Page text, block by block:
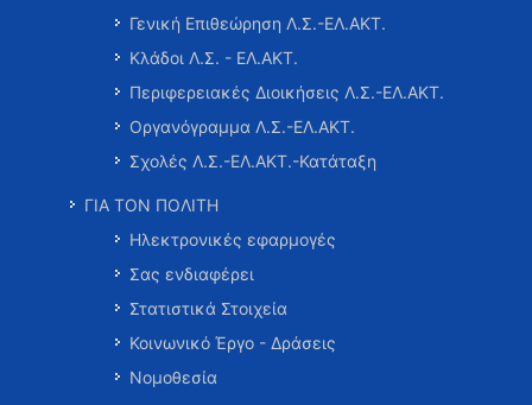
Γενική Επιθεώρηση Λ.Σ.-ΕΛ.ΑΚΤ.
Κλάδοι Λ.Σ. - ΕΛ.ΑΚΤ.
Περιφερειακές Διοικήσεις Λ.Σ.-ΕΛ.ΑΚΤ.
Οργανόγραμμα Λ.Σ.-ΕΛ.ΑΚΤ.
Σχολές Λ.Σ.-ΕΛ.ΑΚΤ.-Κατάταξη
ΓΙΑ ΤΟΝ ΠΟΛΙΤΗ
Ηλεκτρονικές εφαρμογές
Σας ενδιαφέρει
Στατιστικά Στοιχεία
Κοινωνικό Έργο - Δράσεις
Νομοθεσία